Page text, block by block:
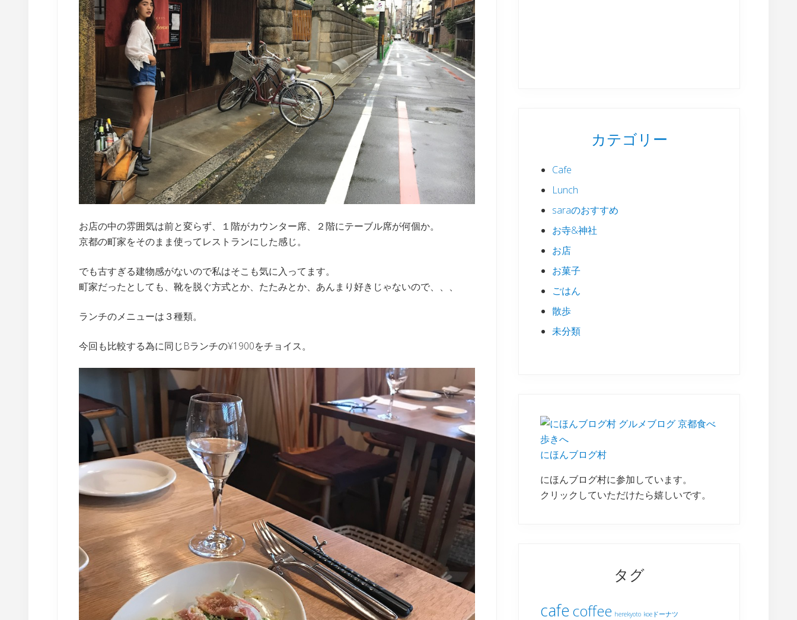
お店の中の雰囲気は前と変らず、１階がカウンター席、２階にテーブル席が何個か。
京都の町家をそのまま使ってレストランにした感じ。
でも古すぎる建物感がないので私はそこも気に入ってます。
町家だったとしても、靴を脱ぐ方式とか、たたみとか、あんまり好きじゃないので、、、
ランチのメニューは３種類。
今回も比較する為に同じBランチの¥1900をチョイス。
カテゴリー
Cafe
Lunch
saraのおすすめ
お寺&神社
お店
お菓子
ごはん
散歩
未分類
にほんブログ村
にほんブログ村に参加しています。
クリックしていただけたら嬉しいです。
タグ
cafe coffee herekyoto koeドーナツ